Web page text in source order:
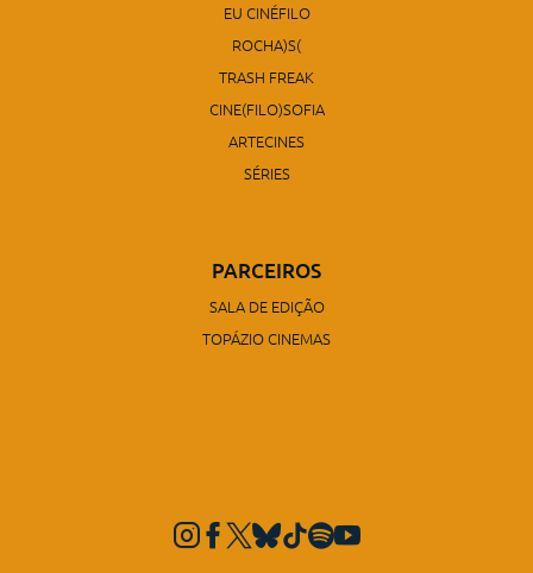
EU CINÉFILO
ROCHA)S(
TRASH FREAK
CINE(FILO)SOFIA
ARTECINES
SÉRIES
PARCEIROS
SALA DE EDIÇÃO
TOPÁZIO CINEMAS